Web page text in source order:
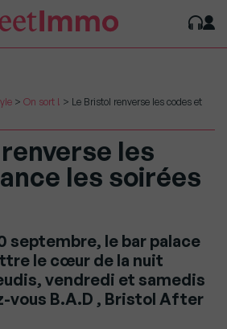
> On sort ! > Le Bristol renverse les codes et
les
les soirées
septembre, le bar palace
le cœur de la nuit
vendredi et samedis
vous B.A.D , Bristol After